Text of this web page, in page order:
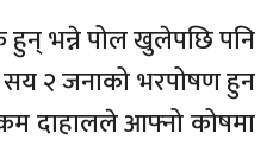
भन्ने पोल खुलेपछि पनि
सय २ जनाको भरपोषण हुन
दाहालले आफ्नो कोषमा